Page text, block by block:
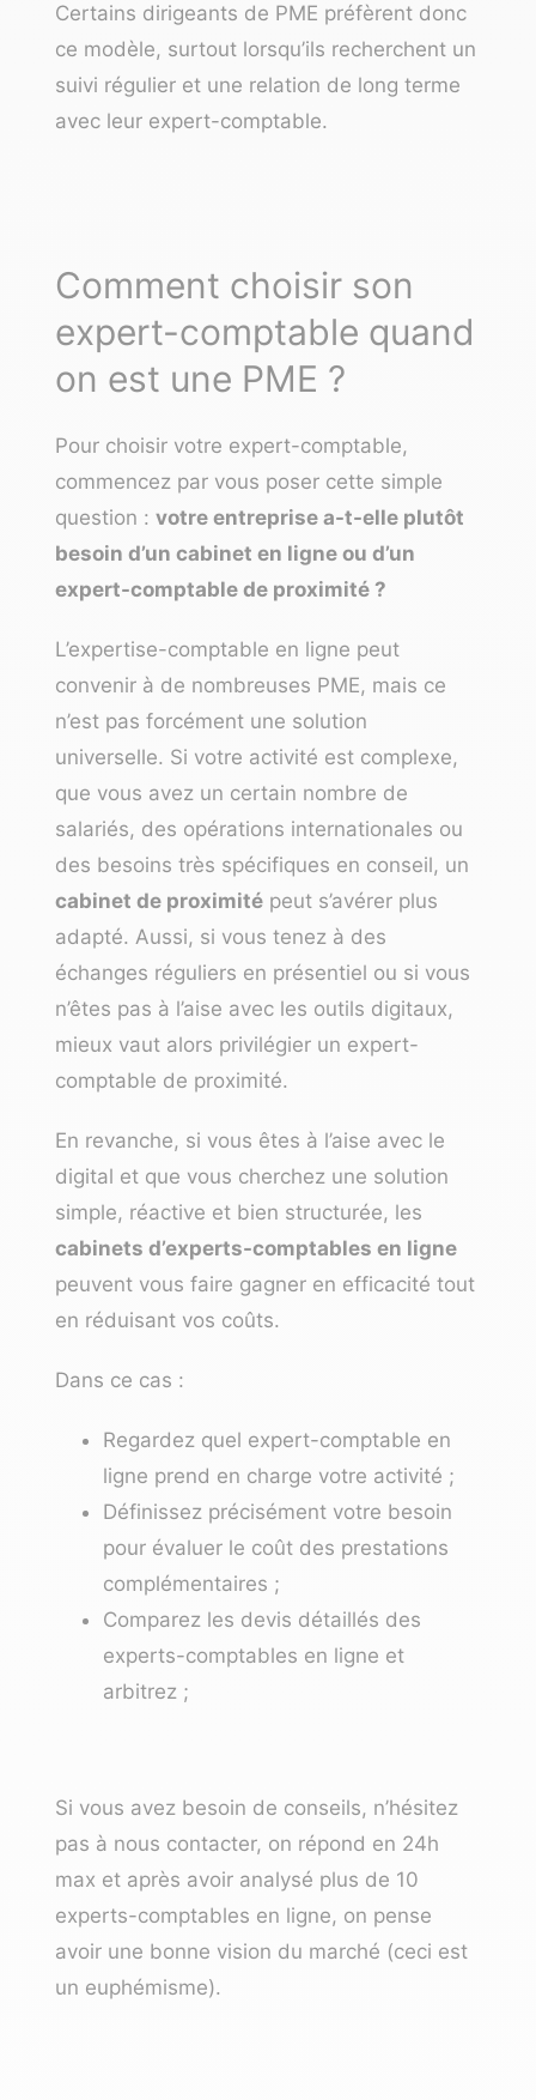
Certains dirigeants de PME préfèrent donc
ce modèle, surtout lorsqu’ils recherchent un
suivi régulier et une relation de long terme
avec leur expert-comptable.
Comment choisir son
expert-comptable quand
on est une PME ?
Pour choisir votre expert-comptable,
commencez par vous poser cette simple
question : votre entreprise a-t-elle plutôt
besoin d’un cabinet en ligne ou d’un
expert-comptable de proximité ?
L’expertise-comptable en ligne peut
convenir à de nombreuses PME, mais ce
n’est pas forcément une solution
universelle. Si votre activité est complexe,
que vous avez un certain nombre de
salariés, des opérations internationales ou
des besoins très spécifiques en conseil, un
cabinet de proximité peut s’avérer plus
adapté. Aussi, si vous tenez à des
échanges réguliers en présentiel ou si vous
n’êtes pas à l’aise avec les outils digitaux,
mieux vaut alors privilégier un expert-
comptable de proximité.
En revanche, si vous êtes à l’aise avec le
digital et que vous cherchez une solution
simple, réactive et bien structurée, les
cabinets d’experts-comptables en ligne
peuvent vous faire gagner en efficacité tout
en réduisant vos coûts.
Dans ce cas :
Regardez quel expert-comptable en
ligne prend en charge votre activité ;
Définissez précisément votre besoin
pour évaluer le coût des prestations
complémentaires ;
Comparez les devis détaillés des
experts-comptables en ligne et
arbitrez ;
Si vous avez besoin de conseils, n’hésitez
pas à nous contacter, on répond en 24h
max et après avoir analysé plus de 10
experts-comptables en ligne, on pense
avoir une bonne vision du marché (ceci est
un euphémisme).